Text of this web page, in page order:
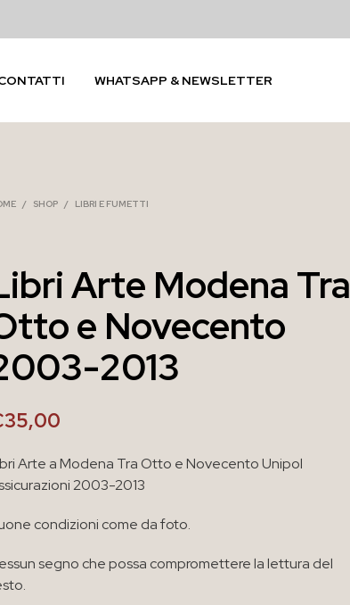
WHATSAPP & NEWSLETTER
/ SHOP / LIBRI E FUMETTI
Arte Modena Tra
e Novecento
2013
35,00
Arte a Modena Tra Otto e Novecento Unipol
2003-2013
condizioni come da foto.
segno che possa compromettere la lettura del